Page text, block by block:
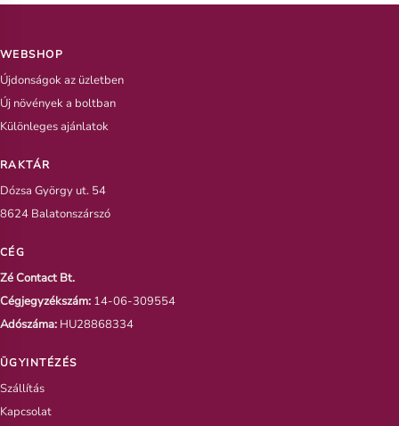
WEBSHOP
Újdonságok az üzletben
Új növények a boltban
Különleges ajánlatok
RAKTÁR
Dózsa György ut. 54
8624 Balatonszárszó
CÉG
Zé Contact Bt.
Cégjegyzékszám: 14-06-309554
Adószáma: HU28868334
ÜGYINTÉZÉS
Szállítás
Kapcsolat